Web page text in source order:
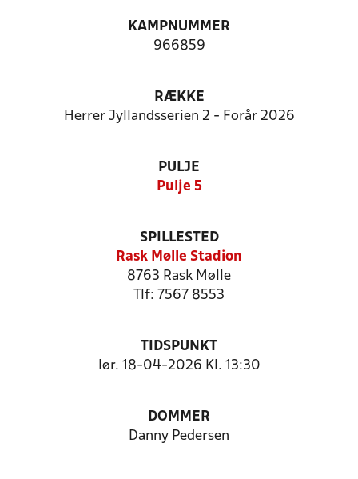
KAMPNUMMER
966859
RÆKKE
Herrer Jyllandsserien 2 - Forår 2026
PULJE
Pulje 5
SPILLESTED
Rask Mølle Stadion
8763 Rask Mølle
Tlf: 7567 8553
TIDSPUNKT
lør. 18-04-2026 Kl. 13:30
DOMMER
Danny Pedersen